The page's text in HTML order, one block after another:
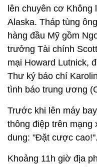
lên chuyên cơ
Alaska. Tháp tùng
hàng đầu Mỹ gồm
trưởng Tài chính
mại Howard Lutnick,
Thư ký báo chí
tình báo trung ương
Trước khi lên máy
thông điệp trên mạng
dung: "Đặt cược cao!".
Khoảng 11h giờ địa